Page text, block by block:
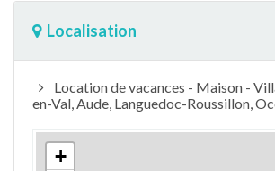
Localisation
Location de vacances - Maison -
en-Val, Aude, Languedoc-Roussillon,
+